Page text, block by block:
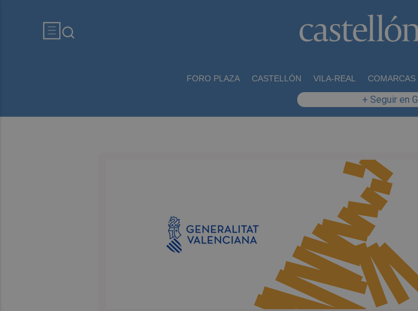
FORO PLAZA CASTELLÓN VILA-REAL COMARCAS
+ Seguir en